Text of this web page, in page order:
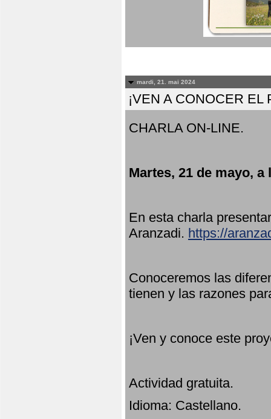
mardi, 21. mai 2024
¡VEN A CONOCER
CHARLA ON-LINE.
Martes, 21 de mayo, a
En esta charla
Aranzadi. https://
Conoceremos las
tienen y las razones
¡Ven y conoce este
Actividad gratuita.
Idioma: Castellano.